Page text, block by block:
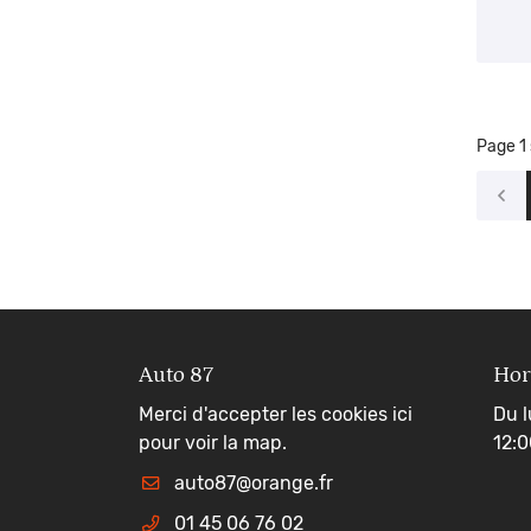
Page 1
Auto 87
Merci d'accepter les cookies ici
pour voir la map.
01 45 06 76 02
Du